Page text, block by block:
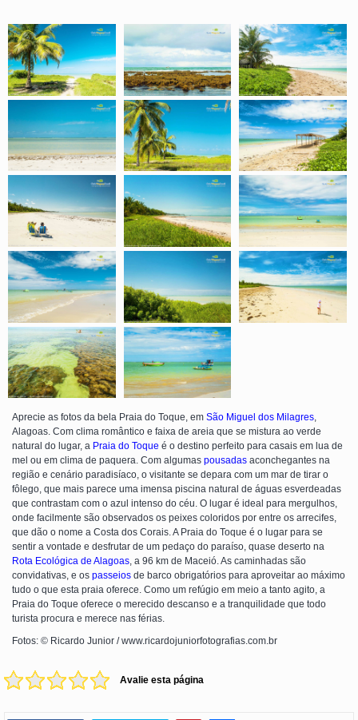
Aprecie as fotos da bela Praia do Toque, em São Miguel dos Milagres,
Alagoas. Com clima romântico e faixa de areia que se mistura ao verde
natural do lugar, a Praia do Toque é o destino perfeito para casais em lua de
mel ou em clima de paquera. Com algumas pousadas aconchegantes na
região e cenário paradisíaco, o visitante se depara com um mar de tirar o
fôlego, que mais parece uma imensa piscina natural de águas esverdeadas
que contrastam com o azul intenso do céu. O lugar é ideal para mergulhos,
onde facilmente são observados os peixes coloridos por entre os arrecifes,
que dão o nome a Costa dos Corais. A Praia do Toque é o lugar para se
sentir a vontade e desfrutar de um pedaço do paraíso, quase deserto na
Rota Ecológica de Alagoas, a 96 km de Maceió. As caminhadas são
convidativas, e os passeios de barco obrigatórios para aproveitar ao máximo
tudo o que esta praia oferece. Como um refúgio em meio a tanto agito, a
Praia do Toque oferece o merecido descanso e a tranquilidade que todo
turista procura e merece nas férias.
Fotos: © Ricardo Junior / www.ricardojuniorfotografias.com.br
Avalie esta página